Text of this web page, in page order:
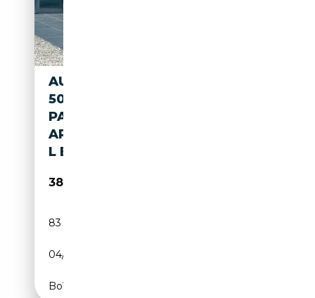
AUDI A6 AVANT PHEV
50TFSIE QUATTRO SPORT
PANO/MATRIX/CAMERA/ACC/C
ARPLAY/MEMORY/KEYLESS/AL
L BLACK
38 490€
83 000 km
04/2022
Boîte automatique